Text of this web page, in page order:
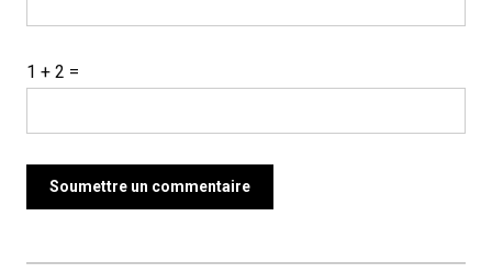
1 + 2 =